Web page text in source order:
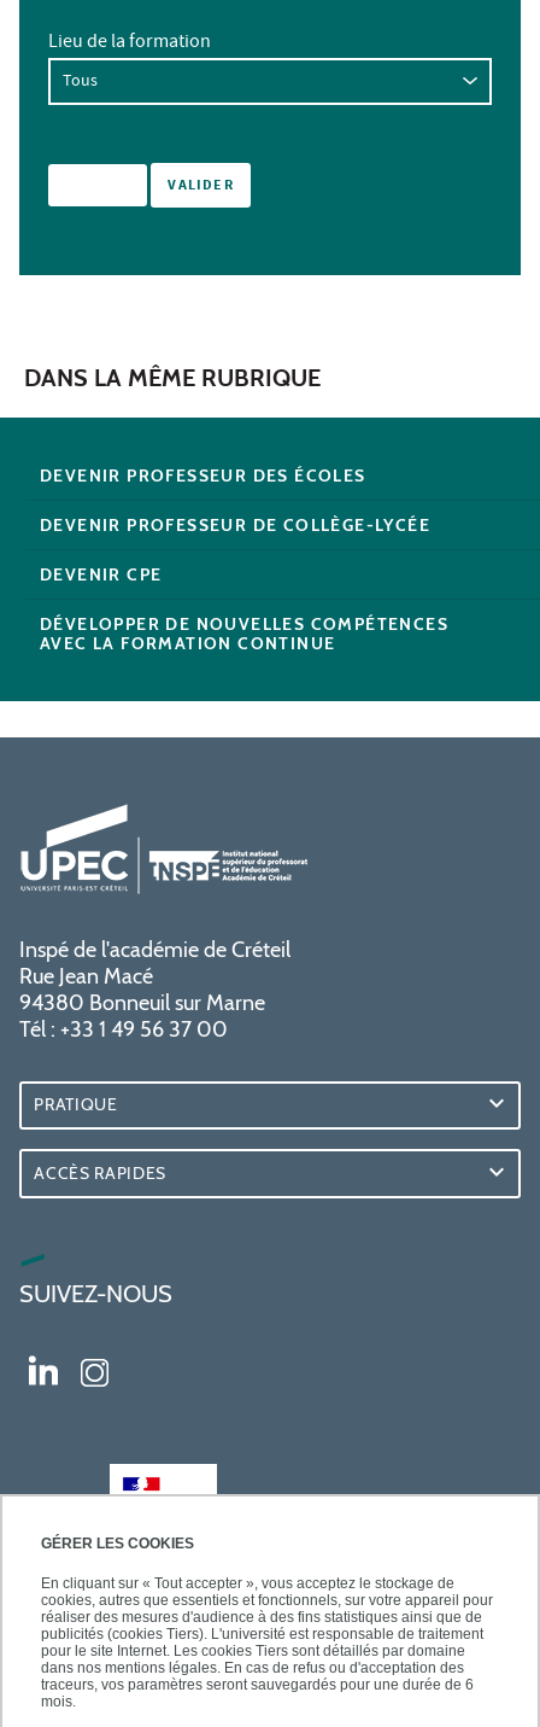
GÉRER LES COOKIES
En cliquant sur « Tout accepter », vous acceptez le stockage de
cookies, autres que essentiels et fonctionnels, sur votre appareil pour
réaliser des mesures d'audience à des fins statistiques ainsi que de
publicités (cookies Tiers). L'université est responsable de traitement
pour le site Internet. Les cookies Tiers sont détaillés par domaine
dans nos mentions légales. En cas de refus ou d'acceptation des
traceurs, vos paramètres seront sauvegardés pour une durée de 6
mois.
Lieu de la formation
DANS LA MÊME RUBRIQUE
DEVENIR PROFESSEUR DES ÉCOLES
DEVENIR PROFESSEUR DE COLLÈGE-LYCÉE
DEVENIR CPE
DÉVELOPPER DE NOUVELLES COMPÉTENCES
AVEC LA FORMATION CONTINUE
Inspé de l'académie de Créteil
Rue Jean Macé
94380 Bonneuil sur Marne
Tél : +33 1 49 56 37 00
PRATIQUE
ACCÈS RAPIDES
SUIVEZ-NOUS